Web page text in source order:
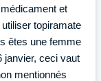
et
topiramate
êtes une femme
janvier, ceci vaut
mentionnés